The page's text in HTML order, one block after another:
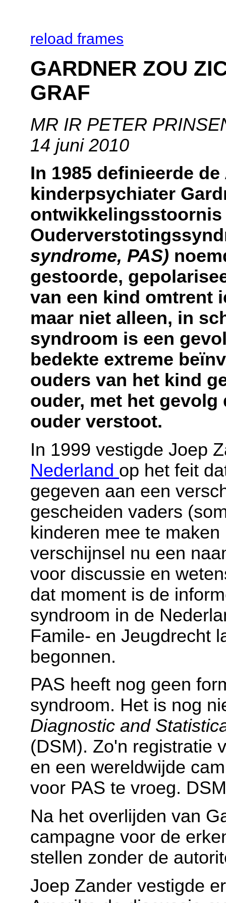
reload frames
GARDNER ZOU
GRAF
MR IR PETER
14 juni 2010
In 1985 definieerde
kinderpsychiater
syndrome, PAS)
gestoorde,
van een kind omtrent
maar niet alleen, in
syndroom is een
bedekte extreme
ouders van het kind
ouder, met het
ouder verstoot.
In 1999 vestigde Joep
Nederland op het feit
gegeven aan een
gescheiden vaders
kinderen mee te
verschijnsel nu een
voor discussie en
dat moment is de
syndroom in de
Famile- en Jeugdrecht
begonnen.
PAS heeft nog geen
syndroom. Het is nog
Diagnostic and
(DSM). Zo'n registratie
en een wereldwijde
voor PAS te vroeg.
Na het overlijden van
campagne voor de
stellen zonder de
Joep Zander vestigde